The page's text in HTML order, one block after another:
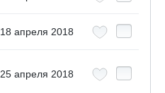
18 апреля 2018
25 апреля 2018